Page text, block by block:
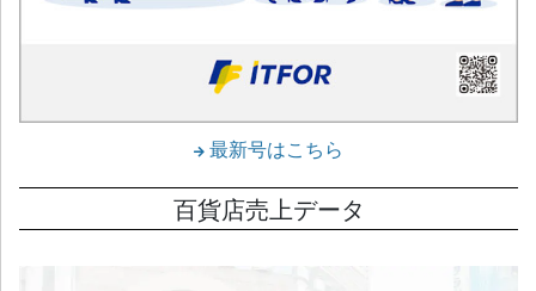
最新号はこちら
百貨店売上データ